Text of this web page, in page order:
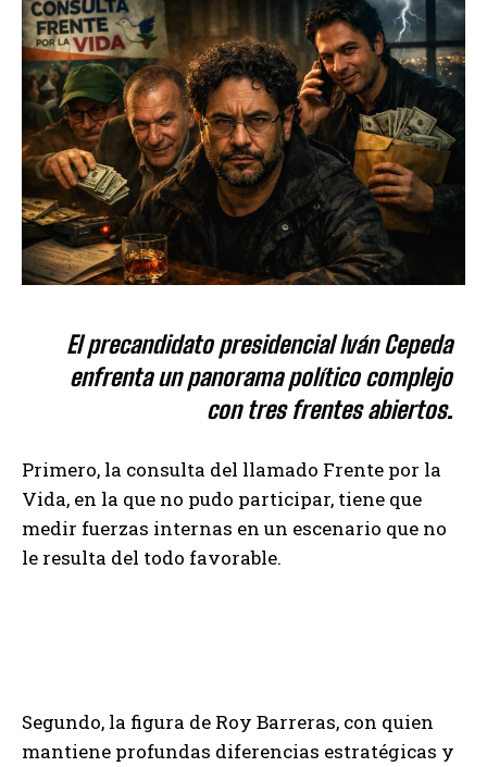
El precandidato presidencial Iván Cepeda
enfrenta un panorama político complejo
con tres frentes abiertos.
Primero, la consulta del llamado Frente por la
Vida, en la que no pudo participar, tiene que
medir fuerzas internas en un escenario que no
le resulta del todo favorable.
Segundo, la figura de Roy Barreras, con quien
mantiene profundas diferencias estratégicas y